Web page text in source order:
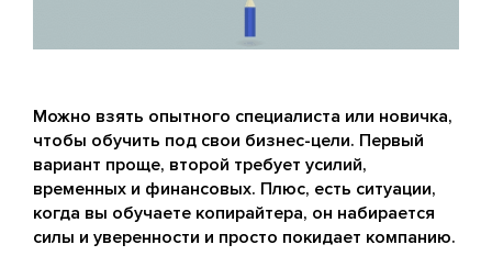
Можно взять опытного специалиста или новичка,
чтобы обучить под свои бизнес-цели. Первый
вариант проще, второй требует усилий,
временных и финансовых. Плюс, есть ситуации,
когда вы обучаете копирайтера, он набирается
силы и уверенности и просто покидает компанию.